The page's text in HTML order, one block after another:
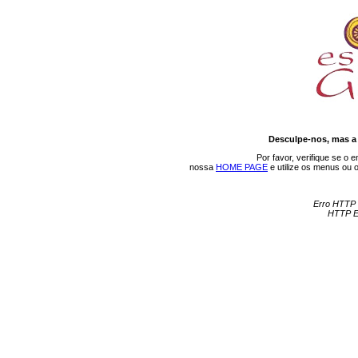
Desculpe-nos, mas
Por favor, verifique se o
nossa HOME PAGE e utilize os menus ou
Erro HTTP
HTTP